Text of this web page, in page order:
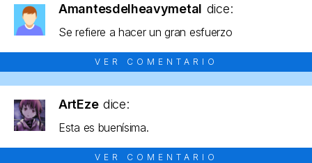
Amantesdelheavymetal dice:
Se refiere a hacer un gran esfuerzo
VER COMENTARIO
ArtEze dice:
Esta es buenísima.
VER COMENTARIO